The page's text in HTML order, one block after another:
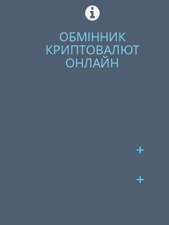
ОБМІННИК
КРИПТОВАЛЮТ
ОНЛАЙН